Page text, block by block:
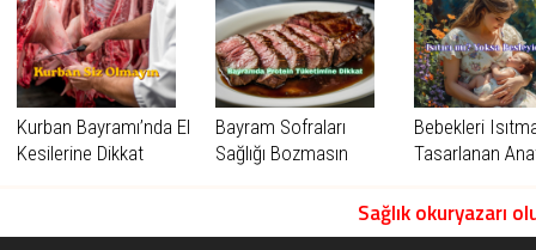
Kurban Bayramı’nda El
Kesilerine Dikkat
Bayram Sofraları
Sağlığı Bozmasın
Bebekleri
Tasarlanan
Sağlık okuryazarı